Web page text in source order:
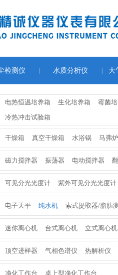
检测仪 水质分析仪 大
电热恒温培养箱 生化培养箱 霉菌
冷热冲击试验箱
干燥箱 真空干燥箱 水浴锅 马弗炉
磁力搅拌器 振荡器 电动搅拌器
可见分光光度计 紫外可见分光光度计
电子天平 纯水机 索式提取器/脂肪
迷你离心机 台式离心机 立式离心机
顶空进样器 气相色谱仪 热解析仪
净化工作台 桌上型净化工作台